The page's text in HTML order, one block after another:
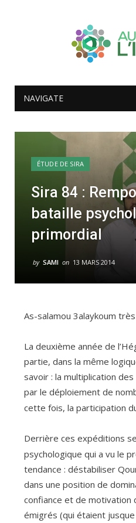
NAVIGATE
ÉTUDE DE SIRA
Sira 84 :
bataille
primordial
by SAMI on 13 MARS 2014
As-salamou 3alaykoum
La deuxième année de
partie, dans la même
savoir : la multiplication
par le déploiement de
cette fois, la participation
Derrière ces expéditions
psychologique qui a vu le
tendance : déstabiliser
dans une position de
confiance et de motivation
émigrés (qui étaient